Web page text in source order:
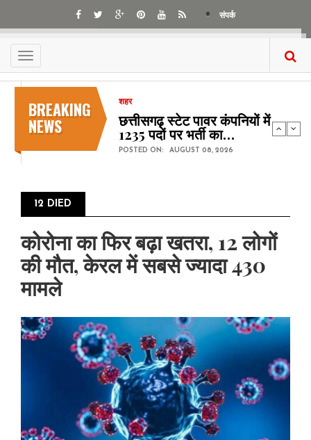
main
content
संपर्क
Toggle
navigation
BREAKING
NEWS
शहर
छत्तीसगढ़ स्टेट पावर कंपनियों में
1235 पदों पर भर्ती का…
POSTED ON: AUGUST 08, 2026
12 DIED
कोरोना का फिर बढ़ा खतरा, 12 लोगों
की मौत, केरल में सबसे ज्यादा 430
मामले